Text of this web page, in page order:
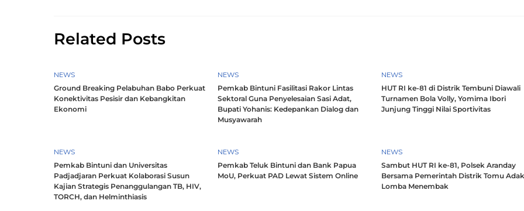
Related Posts
NEWS
Ground Breaking Pelabuhan Babo Perkuat
Konektivitas Pesisir dan Kebangkitan
Ekonomi
NEWS
Pemkab Bintuni Fasilitasi Rakor Lintas
Sektoral Guna Penyelesaian Sasi Adat,
Bupati Yohanis: Kedepankan Dialog dan
Musyawarah
NEWS
HUT RI ke-81 di Distrik Tembuni Diawali
Turnamen Bola Volly, Yomima Ibori
Junjung Tinggi Nilai Sportivitas
NEWS
Pemkab Bintuni dan Universitas
Padjadjaran Perkuat Kolaborasi Susun
Kajian Strategis Penanggulangan TB, HIV,
TORCH, dan Helminthiasis
NEWS
Pemkab Teluk Bintuni dan Bank Papua
MoU, Perkuat PAD Lewat Sistem Online
NEWS
Sambut HUT RI ke-81, Polsek Aranday
Bersama Pemerintah Distrik Tomu
Lomba Menembak